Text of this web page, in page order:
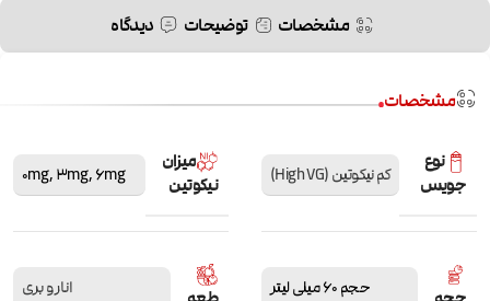
مشخصات توضیحات دیدگاه
مشخصات
نوع
جویس
کم نیکوتین (High VG)
میزان
نیکوتین
0mg,3mg,6mg
حجم 60 میلی لیتر انار و بری